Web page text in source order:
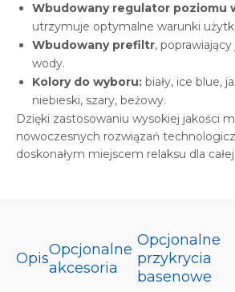
Wbudowany regulator poziomu
utrzymuje optymalne warunki
Wbudowany prefiltr,
wody.
Kolory do wyboru: biały, ice blue,
niebieski, szary, beżowy.
Dzięki zastosowaniu wysokiej jakości
nowoczesnych rozwiązań
doskonałym miejscem relaksu dla
Opis
Opcjonalne
akcesoria
Opcjonalne
przykrycia
basenowe